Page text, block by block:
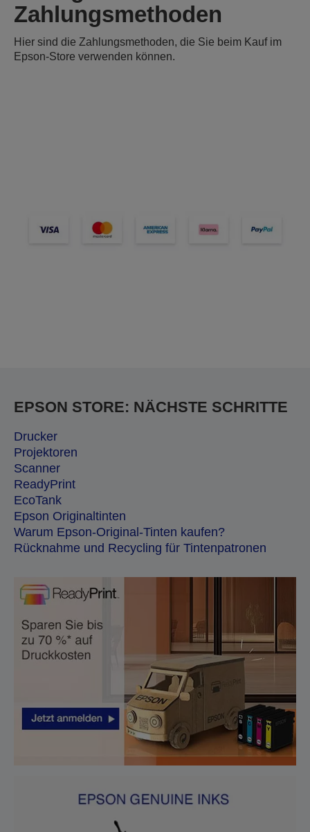
Zahlungsmethoden
Hier sind die Zahlungsmethoden, die Sie beim Kauf im
Epson-Store verwenden können.
EPSON STORE: NÄCHSTE SCHRITTE
Drucker
Projektoren
Scanner
ReadyPrint
EcoTank
Epson Originaltinten
Warum Epson-Original-Tinten kaufen?
Rücknahme und Recycling für Tintenpatronen